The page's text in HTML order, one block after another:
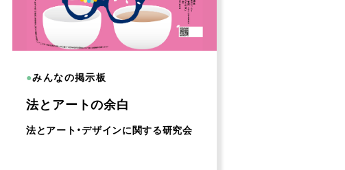
●みんなの掲示板
法とアートの余白
法とアート・デザインに関する研究会